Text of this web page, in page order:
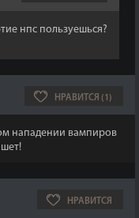
нпс пользуешься?
НРАВИТСЯ (1)
нападении вампиров
НРАВИТСЯ